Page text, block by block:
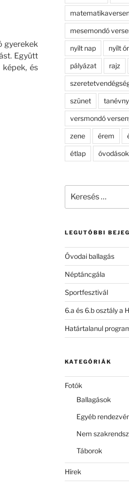
gyerekek
Együtt
és
mesemondó
nyílt nap nyílt
pályázat rajz
szünet
versmondó
zene érem
étlap óvodások
következő
LEGUTÓBBI
Óvodai ballagás
Néptáncgála
Sportfesztivál
6.a és 6.b osztály a
Határtalanul
KATEGÓRIÁK
Fotók
Ballagások
Egyéb
Nem
Táborok
Hírek